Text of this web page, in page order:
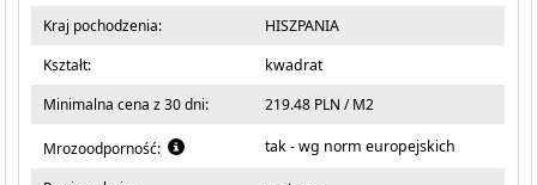
Kraj pochodzenia:
HISZPANIA
Kształt:
kwadrat
Minimalna cena z 30 dni:
219.48 PLN / M2
Mrozoodporność: tak - wg norm europejskich